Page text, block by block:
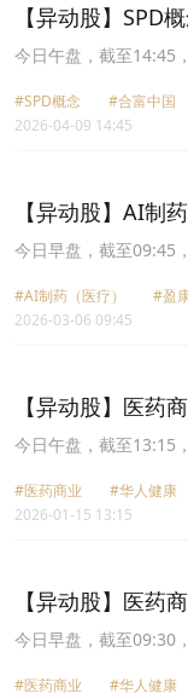
【异动股】SPD
跌7.65%
今日午盘，截至14:45
康(301408.CN)跌
12.6元，开开实业
#SPD概念 #合富中国
2026-04-09 14:45
【异动股】AI制
(300143.CN)涨
今日早盘，截至09:45
报5.01元，塞力医疗
(002219.CN)涨5.88%
12.09元。
#AI制药（医疗） #盈
2026-03-06 09:45
【异动股】医药
跌19.99%
今日午盘，截至13:15
易购(300937.CN)跌
10.00%报21.87元，合
#医药商业 #华人健康
2026-01-15 13:15
【异动股】医药
跌11.76%
今日早盘，截至09:30
医药(002788.CN)跌
#医药商业 #华人健康